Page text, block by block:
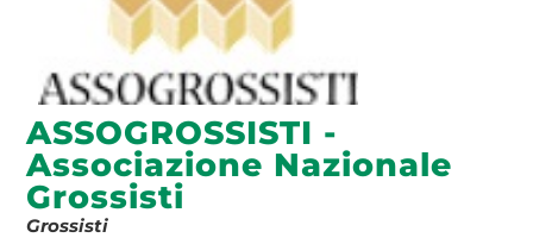
ASSOGROSSISTI -
Associazione Nazionale
Grossisti
Grossisti